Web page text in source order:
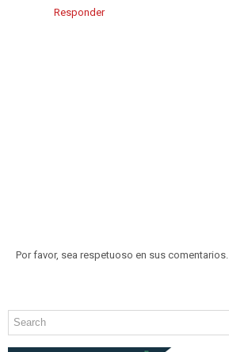
Responder
Por favor, sea respetuoso en sus comentarios.